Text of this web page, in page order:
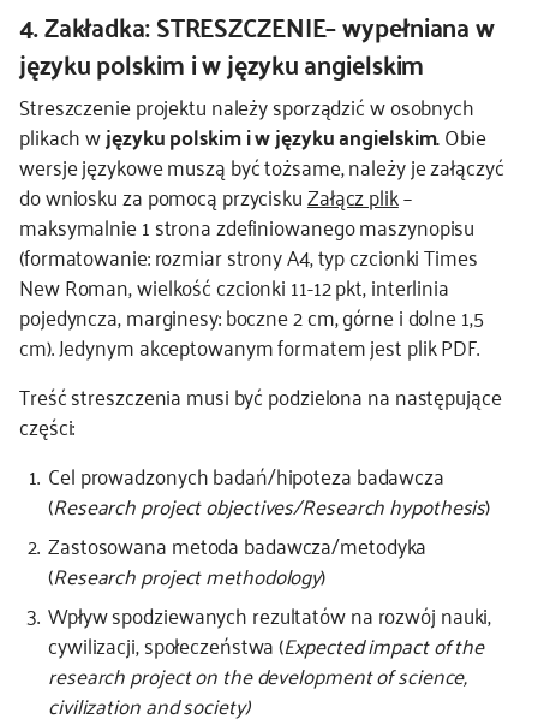
4. Zakładka: STRESZCZENIE– wypełniana w
języku polskim i w języku angielskim
Streszczenie projektu należy sporządzić w osobnych
plikach wjęzyku polskim i w języku angielskim.Obie
wersje językowe muszą być tożsame, należy je załączyć
do wniosku za pomocą przyciskuZałącz plik–
maksymalnie 1 strona zdefiniowanego maszynopisu
(formatowanie: rozmiar strony A4, typ czcionki Times
New Roman, wielkość czcionki 11-12 pkt, interlinia
pojedyncza, marginesy: boczne 2 cm, górne i dolne 1,5
cm). Jedynym akceptowanym formatem jest plik PDF.
Treść streszczenia musi być podzielona na następujące
części:
Cel prowadzonych badań/hipoteza badawcza
(Research project objectives/Research hypothesis)
Zastosowana metoda badawcza/metodyka
(Research project methodology)
Wpływ spodziewanych rezultatów na rozwój nauki,
cywilizacji, społeczeństwa (Expected impact of the
research project on the development of science,
civilization and society)